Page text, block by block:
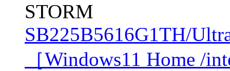
STORM
SB225B5616G1TH/
［Windows11 Home /